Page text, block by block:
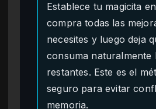
Establece tu magicita
compra todas las
necesites y luego deja
consuma naturalmente
restantes. Este es el
seguro para evitar
memoria.